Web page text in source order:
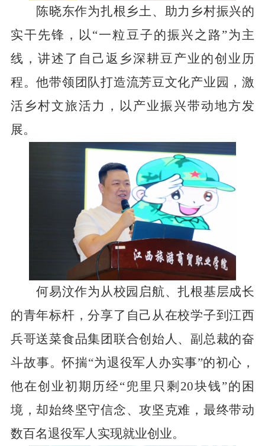
陈晓东作为扎根乡土、助力乡村振兴的
实干先锋，以“一粒豆子的振兴之路”为主
线，讲述了自己返乡深耕豆产业的创业历
程。他带领团队打造流芳豆文化产业园，激
活乡村文旅活力，以产业振兴带动地方发
展。
何易汶作为从校园启航、扎根基层成长
的青年标杆，分享了自己从在校学子到江西
兵哥送菜食品集团联合创始人、副总裁的奋
斗故事。怀揣“为退役军人办实事”的初心，
他在创业初期历经“兜里只剩20块钱”的困
境，却始终坚守信念、攻坚克难，最终带动
数百名退役军人实现就业创业。